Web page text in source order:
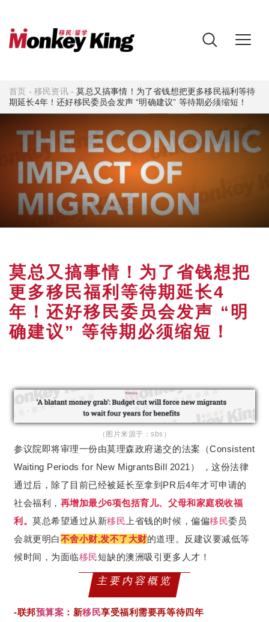
首页 -移民资讯-莫总又搞事情！为了省钱想把更多移民福利等待
期延长4年！还好移民委员会发声 “明确建议” 等待期必须缩短！
莫总又搞事情！为了省钱想把
更多移民福利等待期延长4
年！还好移民委员会发声 “明
确建议” 等待期必须缩短！
（图片来源于：sbs）
参议院即将审理一份由莫理森政府递交的法案（Consistent
Waiting Periods for New MigrantsBill 2021） ，这份法律
通过后，除了目前已经被延长至拿到PR后4年才可申请的
社会福利， 再增加最少6项包括育儿、父母和家庭税收福
利。莫总希望通过从新移民 上省钱的时候，偏偏移民委员
会就更明白不舍小财,发不了大财的道理。反建议要减低等
候时间，为面临移民短缺的澳洲吸引更多人才！
主要内容概览
-联邦预算案 ：新移民享受福利需要再等待四年